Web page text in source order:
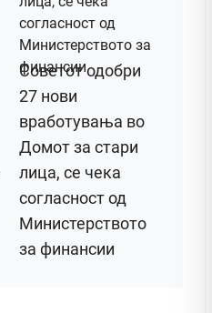
Советот одобри
27 нови
вработувања во
Домот за стари
лица, се чека
согласност од
Министерството
за финансии